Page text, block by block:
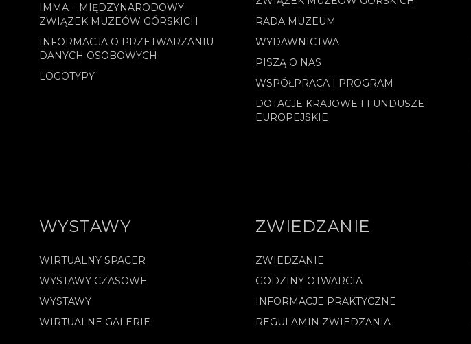
IMMA – MIĘDZYNARODOWY
ZWIĄZEK MUZEÓW GÓRSKICH
INFORMACJA O PRZETWARZANIU
DANYCH OSOBOWYCH
LOGOTYPY
RADA MUZEUM
WYDAWNICTWA
PISZĄ O NAS
WSPÓŁPRACA I PROGRAM
DOTACJE KRAJOWE I FUNDUSZE
EUROPEJSKIE
WYSTAWY
WIRTUALNY SPACER
WYSTAWY CZASOWE
WYSTAWY
WIRTUALNE GALERIE
ZWIEDZANIE
ZWIEDZANIE
GODZINY OTWARCIA
INFORMACJE PRAKTYCZNE
REGULAMIN ZWIEDZANIA